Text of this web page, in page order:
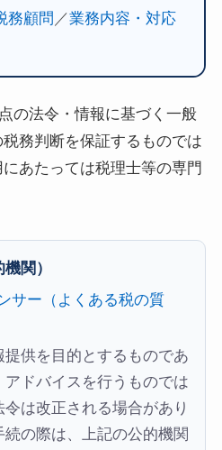
務顧問 ／業務内容・対応
の法令・情報に基づく一般
務判断を保証するものでは
あたっては税理士等の専門
関）
サー（よくある税の質
供を目的とするものであ
アドバイスを行うものでは
は改正される場合があり
続の際は、上記の公的機関